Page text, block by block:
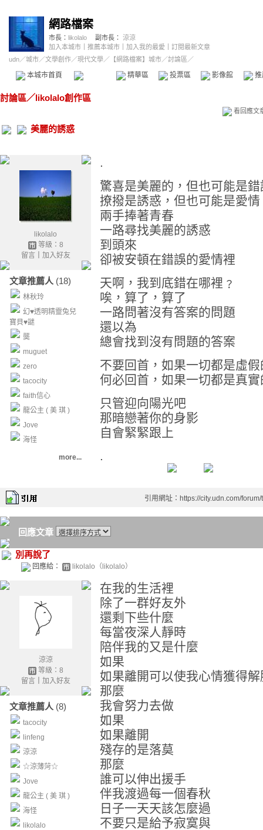
網路檔案
市長： likolalo 副市長：
涼涼
加入本城市
推薦本城市 加入我的最愛
訂閱最新文章
udn／城市／文學創作／現代文學／ 【網路檔案】城市／討論區／
本城市首頁 精華區 投票區 影像館
討論區／likolalo創作區
看回應文
美麗的誘惑
likolalo
等級：8
留言｜ 加入好友
文章推薦人 (18)
林秋玲
幻♥透明精靈兔兒
寶貝♥謎
龑
muguet
zero
tacocity
faith信心
龍公主 ( 美 琪 )
Jove
海怪
more...
.
驚喜是美麗的，但也可能是錯
撩撥是誘惑，但也可能是愛情
兩手捧著青春
一路尋找美麗的誘惑
到頭來
卻被安頓在錯誤的愛情裡
天啊，我到底錯在哪裡﹖
唉，算了，算了
一路問著沒有答案的問題
還以為
總會找到沒有問題的答案
不要回首，如果一切都是虛假
何必回首，如果一切都是真實
只管迎向陽光吧
那暗戀著你的身影
自會緊緊跟上
.
引用網址：https://city.udn.com/
回應文章
別再說了
回應給： likolalo（likolalo）
涼涼
等級：8
留言｜ 加入好友
文章推薦人 (8)
tacocity
linfeng
涼涼
☆涼薄菏☆
Jove
龍公主 ( 美 琪 )
海怪
likolalo
在我的生活裡
除了一群好友外
還剩下些什麼
每當夜深人靜時
陪伴我的又是什麼
如果
如果離開可以使我心情獲得解
那麼
我會努力去做
如果
如果離開
殘存的是落莫
那麼
誰可以伸出援手
伴我渡過每一個春秋
日子一天天該怎麼過
不要只是給予寂寞與